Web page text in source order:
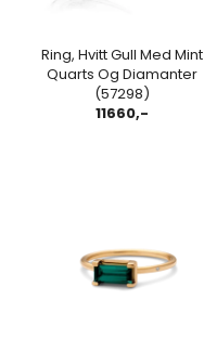
Ring, Hvitt Gull Med Mint
Quarts Og Diamanter
(57298)
11660,-